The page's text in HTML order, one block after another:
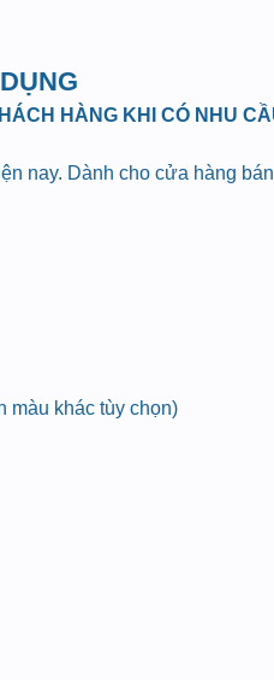
HÀNG KHI CÓ NHU
nay. Dành cho cửa hàng
màu khác tùy chọn)